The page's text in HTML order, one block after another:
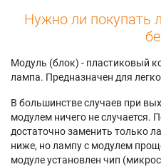
Нужно ли покупать
Модуль (блок) - пластиковый
лампа. Предназначен для
В большинстве случаев при
модулем ничего не случается.
достаточно заменить только
ниже, но лампу с модулем
модуле установлен чип